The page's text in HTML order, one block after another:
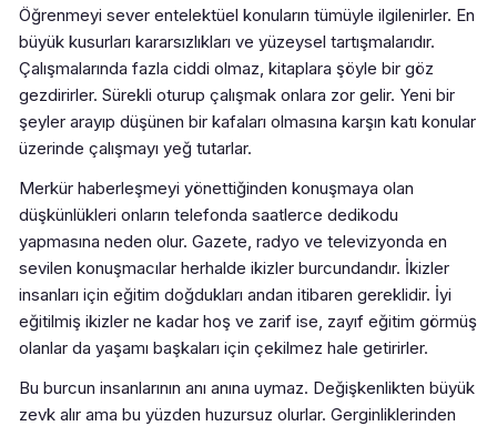
Öğrenmeyi sever entelektüel konuların tümüyle ilgilenirler. En
büyük kusurları kararsızlıkları ve yüzeysel tartışmalarıdır.
Çalışmalarında fazla ciddi olmaz, kitaplara şöyle bir göz
gezdirirler. Sürekli oturup çalışmak onlara zor gelir. Yeni bir
şeyler arayıp düşünen bir kafaları olmasına karşın katı konular
üzerinde çalışmayı yeğ tutarlar.
Merkür haberleşmeyi yönettiğinden konuşmaya olan
düşkünlükleri onların telefonda saatlerce dedikodu
yapmasına neden olur. Gazete, radyo ve televizyonda en
sevilen konuşmacılar herhalde ikizler burcundandır. İkizler
insanları için eğitim doğdukları andan itibaren gereklidir. İyi
eğitilmiş ikizler ne kadar hoş ve zarif ise, zayıf eğitim görmüş
olanlar da yaşamı başkaları için çekilmez hale getirirler.
Bu burcun insanlarının anı anına uymaz. Değişkenlikten büyük
zevk alır ama bu yüzden huzursuz olurlar. Gerginliklerinden